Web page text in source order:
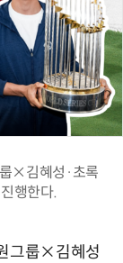
×김혜성·초록
행한다.
그룹×김혜성